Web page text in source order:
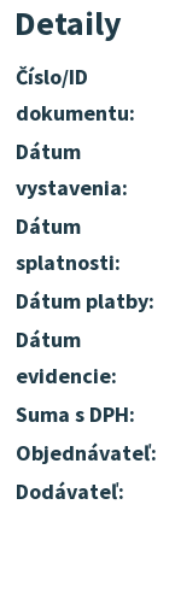
Detaily
Číslo/ID
dokumentu:
Dátum
vystavenia:
Dátum
splatnosti:
Dátum platby:
Dátum
evidencie:
Suma s DPH:
Objednávateľ:
Dodávateľ: